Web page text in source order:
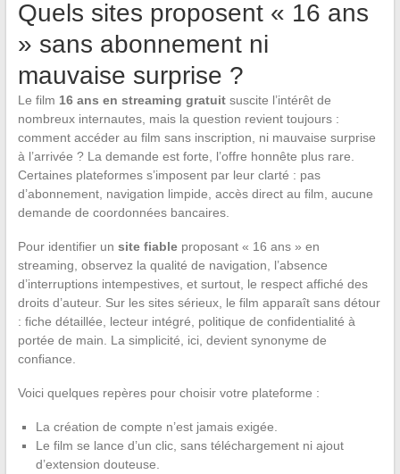
Quels sites proposent « 16 ans
» sans abonnement ni
mauvaise surprise ?
Le film 16 ans en streaming gratuitsuscite l’intérêt de
nombreux internautes, mais la question revient toujours :
comment accéder au film sans inscription, ni mauvaise surprise
à l’arrivée ? La demande est forte, l’offre honnête plus rare.
Certaines plateformes s’imposent par leur clarté : pas
d’abonnement, navigation limpide, accès direct au film, aucune
demande de coordonnées bancaires.
Pour identifier un site fiableproposant « 16 ans » en
streaming, observez la qualité de navigation, l’absence
d’interruptions intempestives, et surtout, le respect affiché des
droits d’auteur. Sur les sites sérieux, le film apparaît sans détour
: fiche détaillée, lecteur intégré, politique de confidentialité à
portée de main. La simplicité, ici, devient synonyme de
confiance.
Voici quelques repères pour choisir votre plateforme :
La création de compte n’est jamais exigée.
Le film se lance d’un clic, sans téléchargement ni ajout
d’extension douteuse.